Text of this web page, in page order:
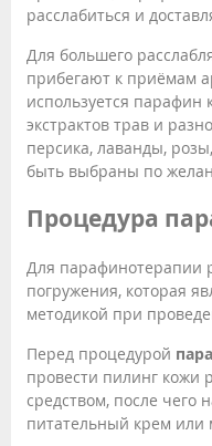
расслабиться и
Для большего
прибегают к приёмам
используется парафин
экстрактов трав и
персика, лаванды,
быть выбраны по
Процедура
Для парафинотерапии
погружения, которая
методикой при
Перед процедурой
провести пилинг кожи
средством, после чего
питательный крем или